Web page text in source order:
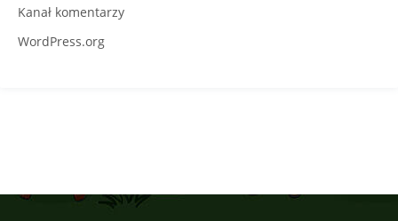
Kanał komentarzy
WordPress.org